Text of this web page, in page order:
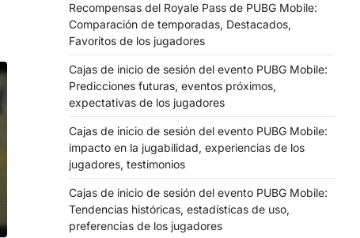
Recompensas del Royale Pass de PUBG Mobile:
Comparación de temporadas, Destacados,
Favoritos de los jugadores
Cajas de inicio de sesión del evento PUBG Mobile:
Predicciones futuras, eventos próximos,
expectativas de los jugadores
Cajas de inicio de sesión del evento PUBG Mobile:
impacto en la jugabilidad, experiencias de los
jugadores, testimonios
Cajas de inicio de sesión del evento PUBG Mobile:
Tendencias históricas, estadísticas de uso,
preferencias de los jugadores